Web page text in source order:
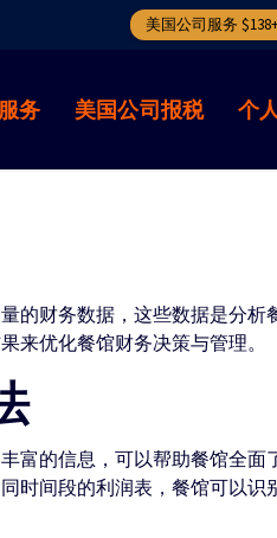
美国公司服务
务 美国公司报税 个
的财务数据，这些数据是分析
来优化餐馆财务决策与管理。
富的信息，可以帮助餐馆全面
时间段的利润表，餐馆可以识